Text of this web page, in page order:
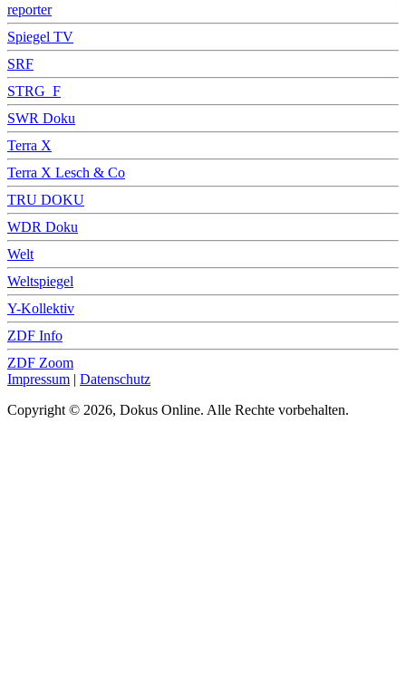
reporter
Spiegel TV
SRF
STRG_F
SWR Doku
Terra X
Terra X Lesch & Co
TRU DOKU
WDR Doku
Welt
Weltspiegel
Y-Kollektiv
ZDF Info
ZDF Zoom
Impressum | Datenschutz
Copyright © 2026, Dokus Online. Alle Rechte vorbehalten.